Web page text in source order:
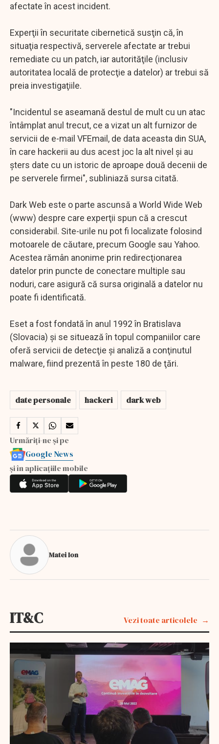
afectate în acest incident.
Experţii în securitate cibernetică susţin că, în
situaţia respectivă, serverele afectate ar trebui
remediate cu un patch, iar autorităţile (inclusiv
autoritatea locală de protecţie a datelor) ar trebui să
preia investigaţiile.
"Incidentul se aseamană destul de mult cu un atac
întâmplat anul trecut, ce a vizat un alt furnizor de
servicii de e-mail VFEmail, de data aceasta din SUA,
în care hackerii au dus acest joc la alt nivel şi au
şters date cu un istoric de aproape două decenii de
pe serverele firmei", subliniază sursa citată.
Dark Web este o parte ascunsă a World Wide Web
(www) despre care experţii spun că a crescut
considerabil. Site-urile nu pot fi localizate folosind
motoarele de căutare, precum Google sau Yahoo.
Acestea rămân anonime prin redirecţionarea
datelor prin puncte de conectare multiple sau
noduri, care asigură că sursa originală a datelor nu
poate fi identificată.
Eset a fost fondată în anul 1992 în Bratislava
(Slovacia) şi se situează în topul companiilor care
oferă servicii de detecţie şi analiză a conţinutul
malware, fiind prezentă în peste 180 de ţări.
date personale hackeri dark web
Urmăriți-ne și pe
Google News
și în aplicațiile mobile
Matei Ion
IT&C Vezi toate articolele